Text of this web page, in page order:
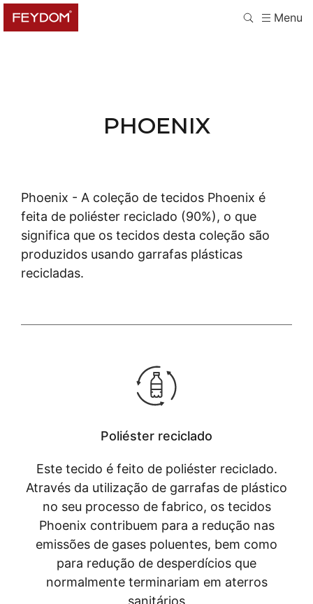
Menu
PHOENIX
Phoenix - A coleção de tecidos Phoenix é
feita de poliéster reciclado (90%), o que
significa que os tecidos desta coleção são
produzidos usando garrafas plásticas
recicladas.
Poliéster reciclado
Este tecido é feito de poliéster reciclado.
Através da utilização de garrafas de plástico
no seu processo de fabrico, os tecidos
Phoenix contribuem para a redução nas
emissões de gases poluentes, bem como
para redução de desperdícios que
normalmente terminariam em aterros
sanitários